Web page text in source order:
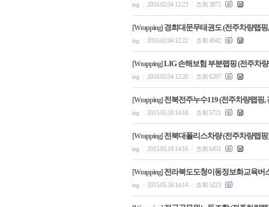
ing 2016.02.04 12:23 조회 3872
[Wrapping] 경희대문무태권도 (전주차량랩
ing 2016.02.04 12:22 조회 4942
[Wrapping] LIG 손해보험 부분랩핑 (전주차
ing 2016.02.04 12:20 조회 6287
[Wrapping] 전북전주누수119 (전주차량랩핑,
ing 2015.05.18 14:18 조회 5721
[Wrapping] 전북대폴리스차량 (전주차량랩핑)
ing 2015.05.18 14:16 조회 6451
[Wrapping] 전라북도도청이동정보화교육버
ing 2015.05.18 14:14 조회 5223